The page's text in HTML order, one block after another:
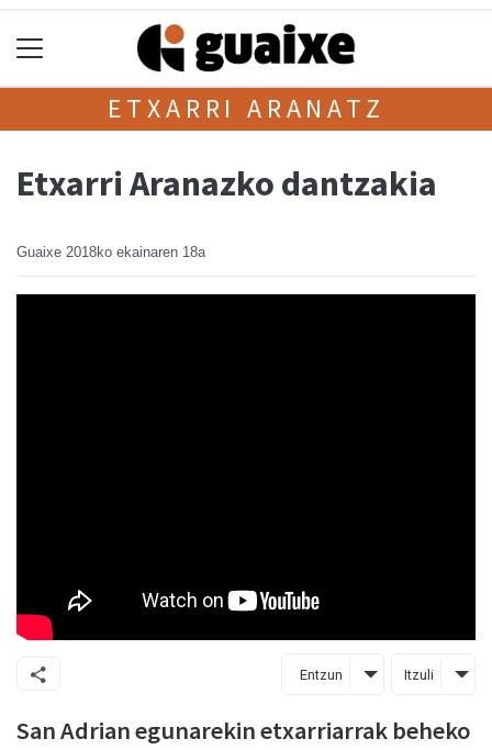
ETXARRI ARANATZ
Etxarri Aranazko dantzakia
Guaixe 2018ko ekainaren 18a
Entzun Itzuli
San Adrian egunarekin etxarriarrak beheko